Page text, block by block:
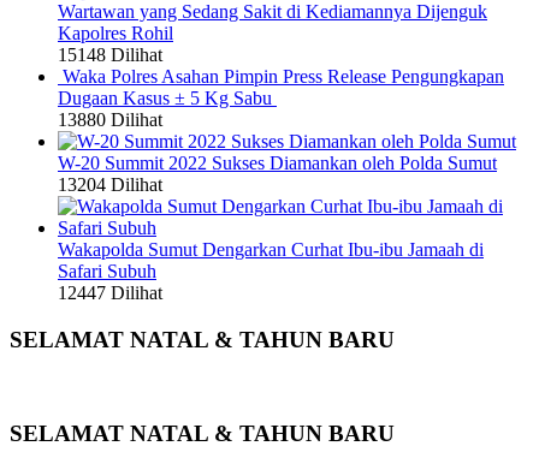
Wartawan yang Sedang Sakit di Kediamannya Dijenguk
Kapolres Rohil
15148 Dilihat
Waka Polres Asahan Pimpin Press Release Pengungkapan
Dugaan Kasus ± 5 Kg Sabu
13880 Dilihat
W-20 Summit 2022 Sukses Diamankan oleh Polda Sumut
13204 Dilihat
Wakapolda Sumut Dengarkan Curhat Ibu-ibu Jamaah di
Safari Subuh
12447 Dilihat
SELAMAT NATAL & TAHUN BARU
SELAMAT NATAL & TAHUN BARU